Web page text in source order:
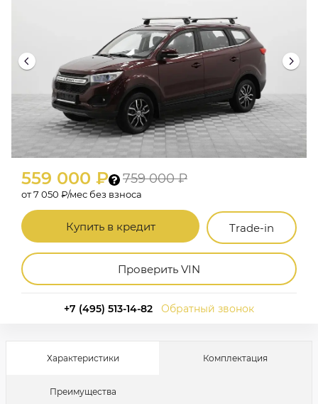
559 000 ₽ 759 000 ₽
от 7 050 ₽/мес без взноса
Купить в кредит Trade-in
Проверить VIN
+7 (495) 513-14-82 Обратный звонок
Характеристики Комплектация
Преимущества